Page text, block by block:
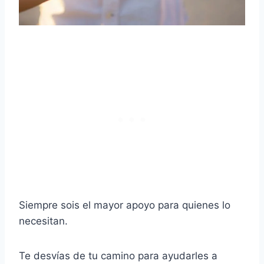
Siempre sois el mayor apoyo para quienes lo
necesitan.
Te desvías de tu camino para ayudarles a